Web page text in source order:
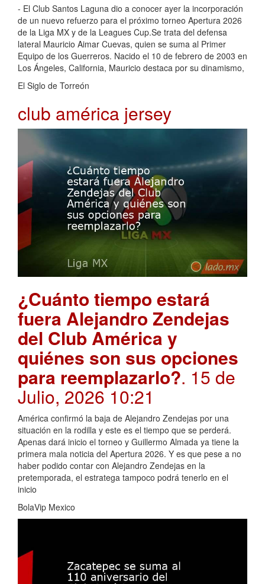
- El Club Santos Laguna dio a conocer ayer la incorporación
de un nuevo refuerzo para el próximo torneo Apertura 2026
de la Liga MX y de la Leagues Cup.Se trata del defensa
lateral Mauricio Aimar Cuevas, quien se suma al Primer
Equipo de los Guerreros. Nacido el 10 de febrero de 2003 en
Los Ángeles, California, Mauricio destaca por su dinamismo,
El Siglo de Torreón
club américa jersey
¿Cuánto tiempo estará
fuera Alejandro Zendejas
del Club América y
quiénes son sus opciones
para reemplazarlo?. 15 de
Julio, 2026 10:21
América confirmó la baja de Alejandro Zendejas por una
situación en la rodilla y este es el tiempo que se perderá.
Apenas dará inicio el torneo y Guillermo Almada ya tiene la
primera mala noticia del Apertura 2026. Y es que pese a no
haber podido contar con Alejandro Zendejas en la
pretemporada, el estratega tampoco podrá tenerlo en el
inicio
BolaVip Mexico